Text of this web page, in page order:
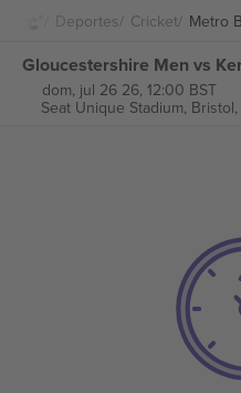
Deportes Cricket Metro
dom, jul 26 26, 12:00 BST
Seat Unique Stadium,